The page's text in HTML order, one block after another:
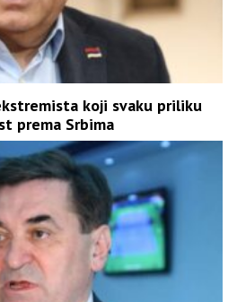
koji svaku priliku
prema Srbima